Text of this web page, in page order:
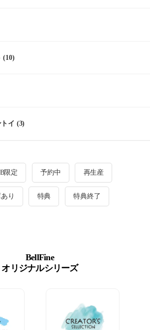
(10)
イ (3)
限定 予約中 再生産
り 特典 特典終了
BellFine
オリジナルシリーズ